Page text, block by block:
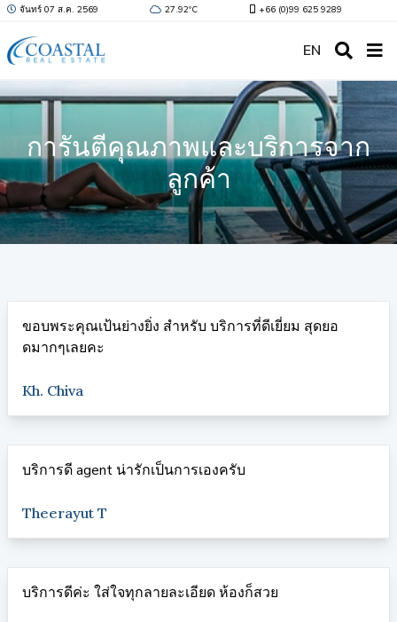
จันทร์ 07 ส.ค. 2569 27.92ºC +66 (0)99 625 9289
EN
การันตีคุณภาพและบริการจาก
ลูกค้า
ขอบพระคุณเป้นย่างยิ่ง สำหรับ บริการที่ดีเยี่ยม สุดยอ
ดมากๆเลยคะ
Kh. Chiva
บริการดี agent น่ารักเป็นการเองครับ
Theerayut T
บริการดีค่ะ ใส่ใจทุกลายละเอียด ห้องก็สวย